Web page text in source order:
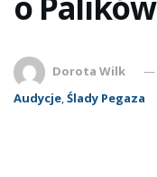
Dorota Wilk
Audycje,Ślady Pegaza